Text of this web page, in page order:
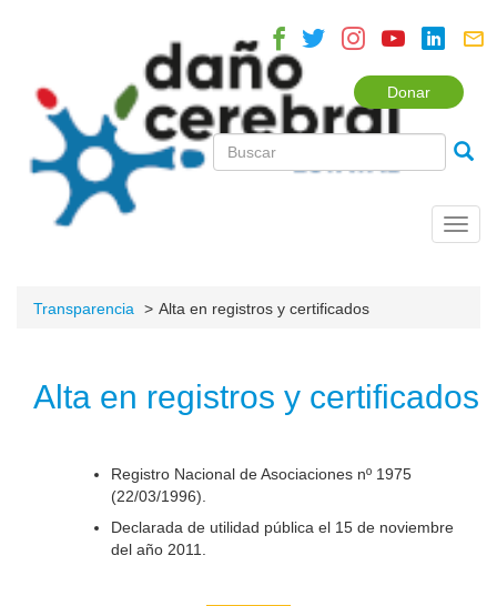
Donar
Transparencia Alta en registros y certificados
Alta en registros y certificados
Registro Nacional de Asociaciones nº 1975
(22/03/1996).
Declarada de utilidad pública el 15 de noviembre
del año 2011.